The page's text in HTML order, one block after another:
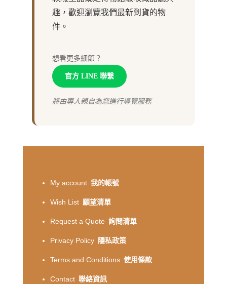
趣，歡迎瀏覽我們最新到貨的物
件。
想看更多細節？
官方 LINE 聯繫
將由專人親自為您進行導覽服務
My account 我的帳號
Wish List 願望清單
Request a Quote 詢問清單
Privacy Policy 隱私政策
Terms and Conditions 使用條款
Contact 聯絡資訊